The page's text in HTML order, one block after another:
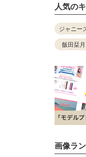
人気の
ジャニー
飯田栞月
画像ラ